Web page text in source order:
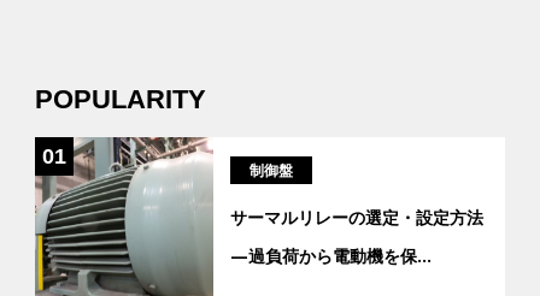
POPULARITY
01
制御盤
サーマルリレーの選定・設定方法
―過負荷から電動機を保...